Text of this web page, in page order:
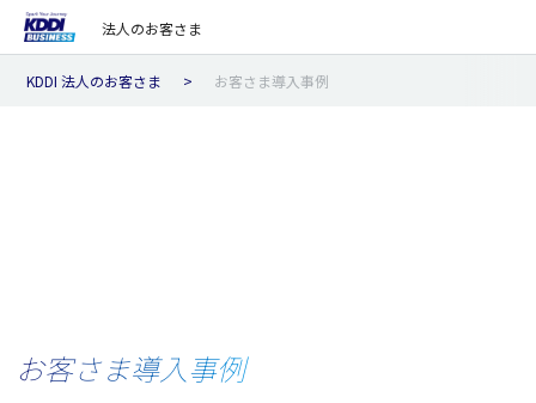
法人のお客さま
KDDI 法人のお客さま お客さま導入事例
お客さま導入事例